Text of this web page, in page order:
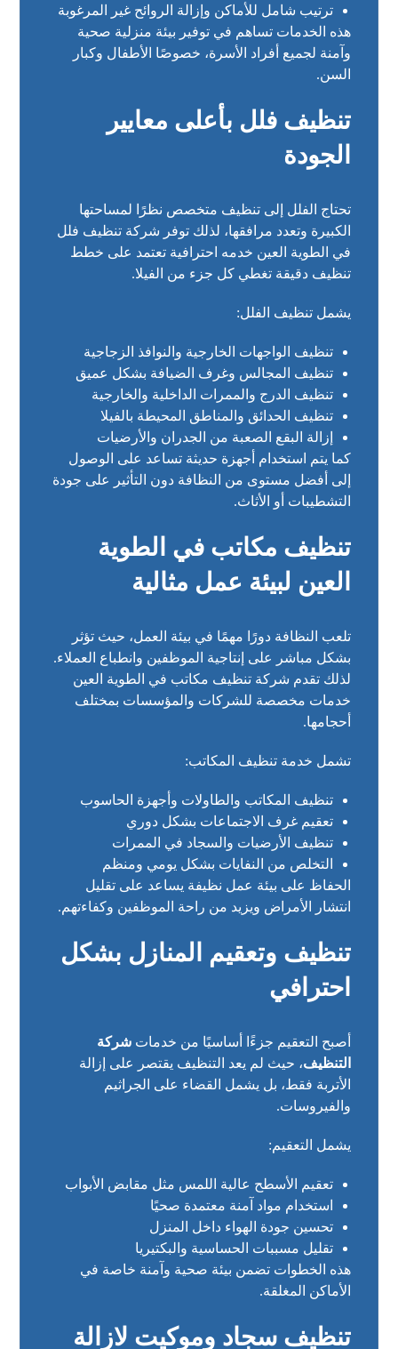
ترتيب شامل للأماكن وإزالة الروائح غير المرغوبة
هذه الخدمات تساهم في توفير بيئة منزلية صحية
وآمنة لجميع أفراد الأسرة، خصوصًا الأطفال وكبار
السن.
تنظيف فلل بأعلى معايير
الجودة
تحتاج الفلل إلى تنظيف متخصص نظرًا لمساحتها
الكبيرة وتعدد مرافقها، لذلك توفر شركة تنظيف فلل
في الطوية العين خدمه احترافية تعتمد على خطط
تنظيف دقيقة تغطي كل جزء من الفيلا.
يشمل تنظيف الفلل:
تنظيف الواجهات الخارجية والنوافذ الزجاجية
تنظيف المجالس وغرف الضيافة بشكل عميق
تنظيف الدرج والممرات الداخلية والخارجية
تنظيف الحدائق والمناطق المحيطة بالفيلا
إزالة البقع الصعبة من الجدران والأرضيات
كما يتم استخدام أجهزة حديثة تساعد على الوصول
إلى أفضل مستوى من النظافة دون التأثير على جودة
التشطيبات أو الأثاث.
تنظيف مكاتب في الطوية
العين لبيئة عمل مثالية
تلعب النظافة دورًا مهمًا في بيئة العمل، حيث تؤثر
بشكل مباشر على إنتاجية الموظفين وانطباع العملاء.
لذلك تقدم شركة تنظيف مكاتب في الطوية العين
خدمات مخصصة للشركات والمؤسسات بمختلف
أحجامها.
تشمل خدمة تنظيف المكاتب:
تنظيف المكاتب والطاولات وأجهزة الحاسوب
تعقيم غرف الاجتماعات بشكل دوري
تنظيف الأرضيات والسجاد في الممرات
التخلص من النفايات بشكل يومي ومنظم
الحفاظ على بيئة عمل نظيفة يساعد على تقليل
انتشار الأمراض ويزيد من راحة الموظفين وكفاءتهم.
تنظيف وتعقيم المنازل بشكل
احترافي
أصبح التعقيم جزءًا أساسيًا من خدماتشركة
التنظيف، حيث لم يعد التنظيف يقتصر على إزالة
الأتربة فقط، بل يشمل القضاء على الجراثيم
والفيروسات.
يشمل التعقيم:
تعقيم الأسطح عالية اللمس مثل مقابض الأبواب
استخدام مواد آمنة معتمدة صحيًا
تحسين جودة الهواء داخل المنزل
تقليل مسببات الحساسية والبكتيريا
هذه الخطوات تضمن بيئة صحية وآمنة خاصة في
الأماكن المغلقة.
تنظيف سجاد وموكيت لازالة